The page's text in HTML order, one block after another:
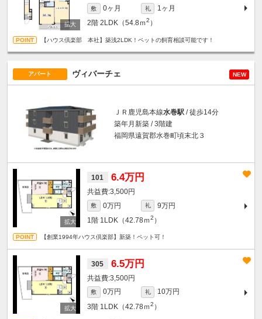
敷 0ヶ月 礼
1ヶ月
2階 2LDK（54.8ｍ2 ）
【ハウス倶楽部 本社】築浅2LDK！ペットの飼育相談可能です！
アパート ヴィバーチェ NEW
ＪＲ鹿児島本線水巻駅 / 徒歩14分
築年月新築 / 3階建
福岡県遠賀郡水巻町頃末北３
101 6.4万円
3,500円
敷 0万円 礼
9万円
1階 1LDK（42.78ｍ2 ）
【創業1994年ハウス倶楽部】新築！ペット可！
305 6.5万円
3,500円
敷 0万円 礼
10万円
3階 1LDK（42.78ｍ2 ）